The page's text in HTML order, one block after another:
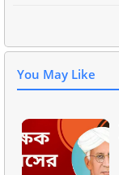
You May Like